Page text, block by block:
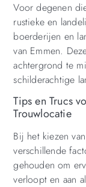
Voor degenen
rustieke en
boerderijen en
van Emmen.
achtergrond te
schilderachtige
Tips en Trucs
Trouwlocatie
Bij het kiezen
verschillende
gehouden om
verloopt en aan